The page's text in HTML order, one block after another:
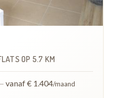
OP 5.7 KM
vanaf € 1.404/maand